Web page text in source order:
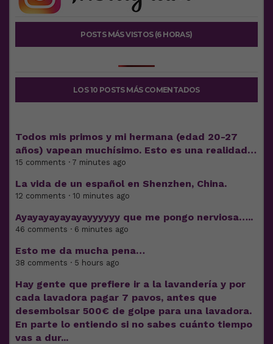
POSTS MÁS VISTOS (6 HORAS)
LOS 10 POSTS MÁS COMENTADOS
Todos mis primos y mi hermana (edad 20-27
años) vapean muchísimo. Esto es una realidad…
15 comments · 7 minutes ago
La vida de un español en Shenzhen, China.
12 comments · 10 minutes ago
Ayayayayayayayyyyyy que me pongo nerviosa…..
46 comments · 6 minutes ago
Esto me da mucha pena…
38 comments · 5 hours ago
Hay gente que prefiere ir a la lavandería y por
cada lavadora pagar 7 pavos, antes que
desembolsar 500€ de golpe para una lavadora.
En parte lo entiendo si no sabes cuánto tiempo
vas a dur...